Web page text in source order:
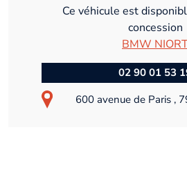
Ce véhicule est
concession
BMW
02 90 01 53
600 avenue de Paris ,